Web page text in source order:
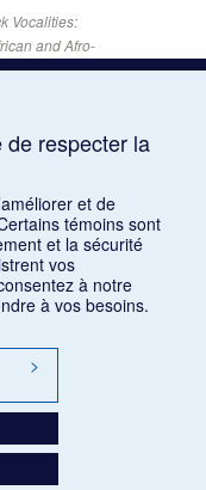
Vocalities:
and Afro-
décembre
sonores de
1970 à la
2026
de
de respecter la
et de
témoins sont
et la sécurité
vos
à notre
à vos besoins.
>